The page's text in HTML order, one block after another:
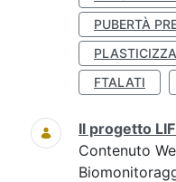
PUBERTÀ
FTALATI
Il progetto
Contenuto